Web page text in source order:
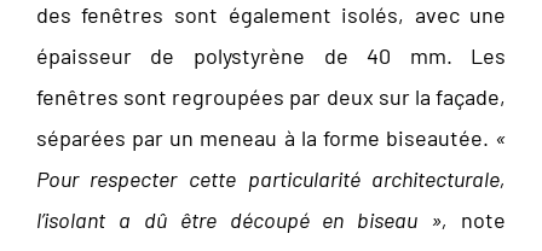
des fenêtres sont également isolés, avec une
épaisseur de polystyrène de 40 mm. Les
fenêtres sont regroupées par deux sur la façade,
séparées par un meneau à la forme biseautée. «
Pour respecter cette particularité architecturale,
l’isolant a dû être découpé en biseau », note